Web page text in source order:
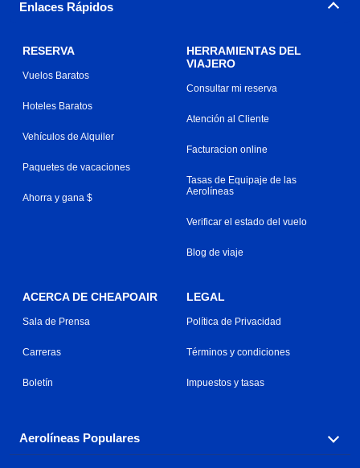
Enlaces Rápidos
RESERVA
Vuelos Baratos
Hoteles Baratos
Vehículos de Alquiler
Paquetes de vacaciones
Ahorra y gana $
HERRAMIENTAS DEL
VIAJERO
Consultar mi reserva
Atención al Cliente
Facturacion online
Tasas de Equipaje de las
Aerolíneas
Verificar el estado del vuelo
Blog de viaje
ACERCA DE CHEAPOAIR
Sala de Prensa
Carreras
Boletín
LEGAL
Política de Privacidad
Términos y condiciones
Impuestos y tasas
Aerolíneas Populares